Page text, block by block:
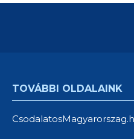
TOVÁBBI OLDALAINK